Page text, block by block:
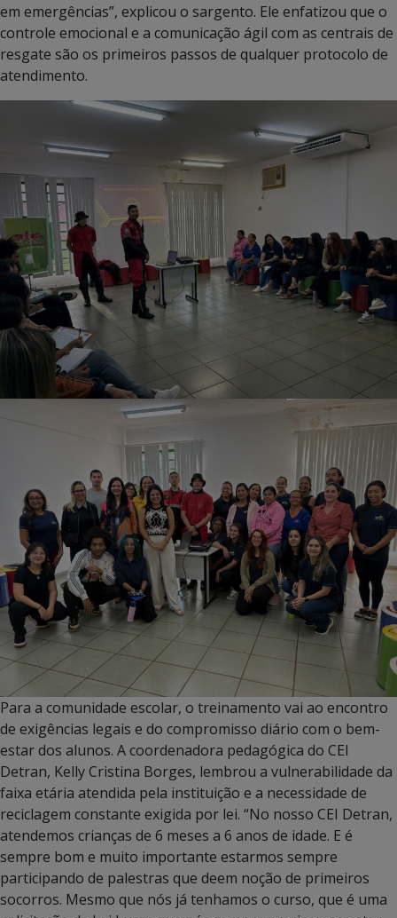
em emergências”, explicou o sargento. Ele enfatizou que o
controle emocional e a comunicação ágil com as centrais de
resgate são os primeiros passos de qualquer protocolo de
atendimento.
Para a comunidade escolar, o treinamento vai ao encontro
de exigências legais e do compromisso diário com o bem-
estar dos alunos. A coordenadora pedagógica do CEI
Detran, Kelly Cristina Borges, lembrou a vulnerabilidade da
faixa etária atendida pela instituição e a necessidade de
reciclagem constante exigida por lei. “No nosso CEI Detran,
atendemos crianças de 6 meses a 6 anos de idade. E é
sempre bom e muito importante estarmos sempre
participando de palestras que deem noção de primeiros
socorros. Mesmo que nós já tenhamos o curso, que é uma